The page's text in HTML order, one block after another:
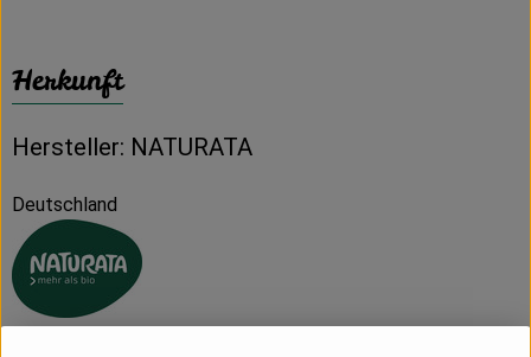
Herkunft
Hersteller: NATURATA
Deutschland